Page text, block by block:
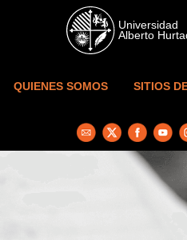
Skip to main content
QUIENES SOMOS SITIOS